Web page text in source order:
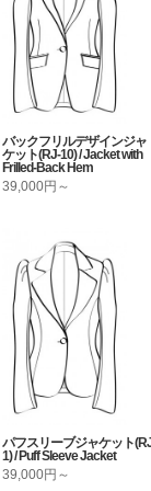
バックフリルデザインジャ
ケット(RJ-10) / Jacket with
Frilled-Back Hem
39,000円～
パフスリーブジャケット
1) / Puff Sleeve Jacket
39,000円～